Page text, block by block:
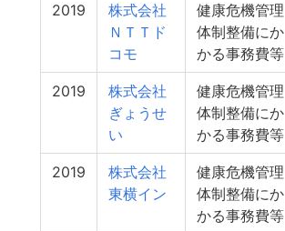
2019
株式会社
ＮＴＴド
コモ
健康危機管理
体制整備にか
かる事務費等
2019
株式会社
ぎょうせ
い
健康危機管理
体制整備にか
かる事務費等
2019
株式会社
東横イン
健康危機管理
体制整備にか
かる事務費等